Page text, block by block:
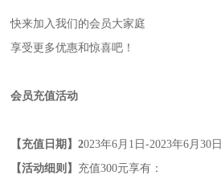
快来加入我们的会员大家庭
享受更多优惠和惊喜吧！
会员充值活动
【充值日期】2023年6月1日-2023年6月30日
【活动细则】 充值300元享有：